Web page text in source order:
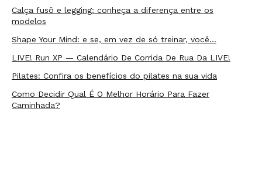
Calça fusô e legging: conheça a diferença entre os
modelos
Shape Your Mind: e se, em vez de só treinar, você…
LIVE! Run XP — Calendário De Corrida De Rua Da LIVE!
Pilates: Confira os benefícios do pilates na sua vida
Como Decidir Qual É O Melhor Horário Para Fazer
Caminhada?